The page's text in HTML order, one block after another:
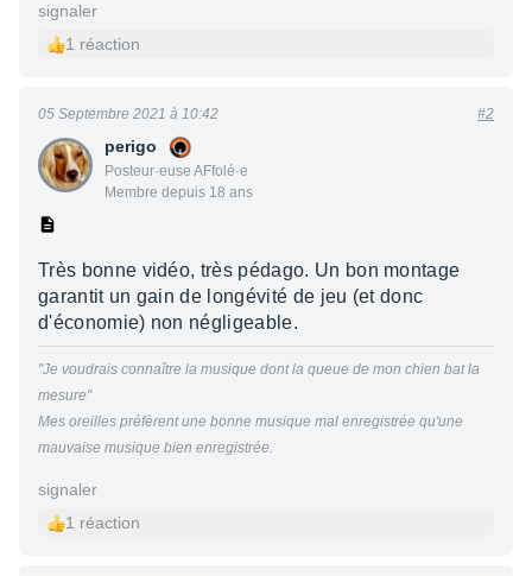
signaler
1 réaction
perigo
Posteur·euse AFfolé·e
Membre depuis 18 ans
05 Septembre 2021 à 10:42 #2
Très bonne vidéo, très pédago. Un bon montage
garantit un gain de longévité de jeu (et donc
d'économie) non négligeable.
"Je voudrais connaître la musique dont la queue de mon chien bat la
mesure"
Mes oreilles préfèrent une bonne musique mal enregistrée qu'une
mauvaise musique bien enregistrée.
signaler
1 réaction